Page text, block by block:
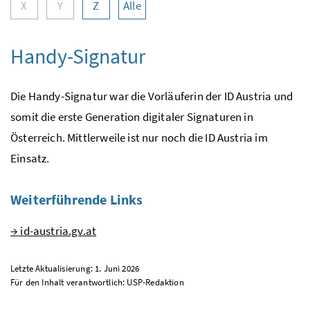
X Y Z Alle
Handy-Signatur
Die Handy-Signatur war die Vorläuferin der ID Austria und
somit die erste Generation digitaler Signaturen in
Österreich. Mittlerweile ist nur noch die ID Austria im
Einsatz.
Weiterführende Links
→ id-austria.gv.at
Letzte Aktualisierung: 1. Juni 2026
Für den Inhalt verantwortlich: USP-Redaktion